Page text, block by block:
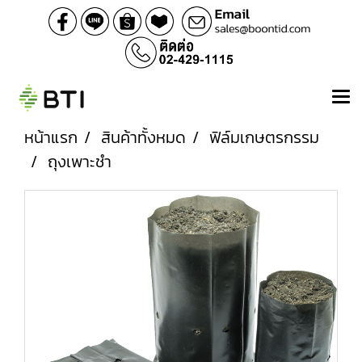
หน้าแรก สินค้าทั้งหมด
ฟิล์มเกษตรกรรม
ถุงเพาะชำ